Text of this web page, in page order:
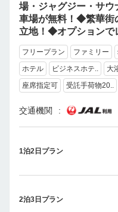
場・ジャグジー・サ
車場が無料！◆繁華街
立地！◆オプションで
フリープラン ファミリー
ホテル
ビジネスホテ.. 大
座席指定可
受託手荷物20..
交通機関
1泊2日プラン
2泊3日プラン